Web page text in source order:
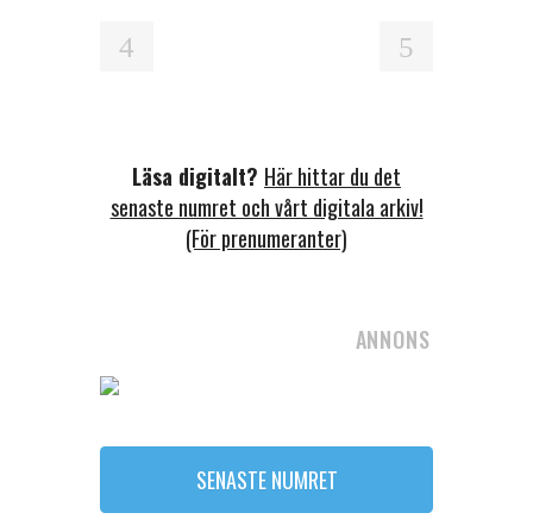
Läsa digitalt? Här hittar du det
senaste numret och vårt digitala arkiv!
(För prenumeranter)
ANNONS
SENASTE NUMRET